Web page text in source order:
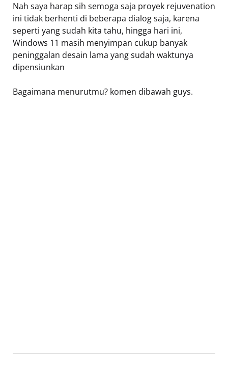
Nah saya harap sih semoga saja proyek rejuvenation
ini tidak berhenti di beberapa dialog saja, karena
seperti yang sudah kita tahu, hingga hari ini,
Windows 11 masih menyimpan cukup banyak
peninggalan desain lama yang sudah waktunya
dipensiunkan
Bagaimana menurutmu? komen dibawah guys.